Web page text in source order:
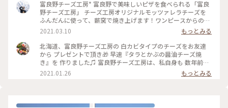
り #北海道 #夏旅 #チーズ #富良野チーズ工房 #私のことりっぷ
旅
富良野チーズ工房* 富良野で美味しいピザを食べられる「富良
野チーズ工房」 チーズ工房オリジナルモッツァレラチーズを
ふんだんに使って、薪窯で焼き上げます！ワンピースからのご
注文もできますよ！ 冬は雪景色も見ながら☃︎ チーズ工房内で
は、チーズなど乳製品の販売もあるので、お土産にも♪♪ #北
海道 #富良野 #チーズ #お土産 #グルメ #カフェ #ピザ
2021.03.10
もっとみる
北海道、富良野チーズ工房の 白カビタイプのチーズをお友達
から プレゼントで頂き🎁 早速『タラとかぶの醤油チーズ焼
き』を 作りました♫ 富良野チーズ工房は、私自身も 数年前に
行ったことがあり、 バター作り体験をして、 とっても楽しか
ったことや、 とっても美味しいバターができたことが とても
水けをふき、耐熱皿に置きます。 ★タラは塩をふり10分くら
2021.01.26 もっとみる